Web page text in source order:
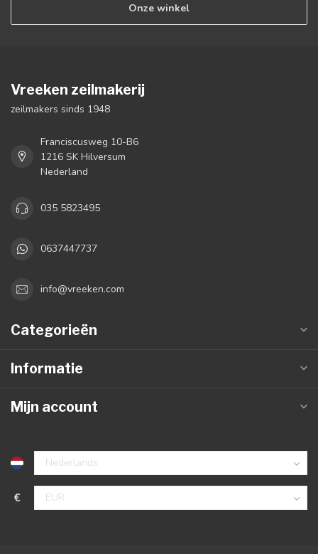
Onze winkel
Vreeken zeilmakerij
zeilmakers sinds 1948
Franciscusweg 10-B6
1216 SK Hilversum
Nederland
035 5823495
0637447737
info@vreeken.com
Categorieën
Informatie
Mijn account
€